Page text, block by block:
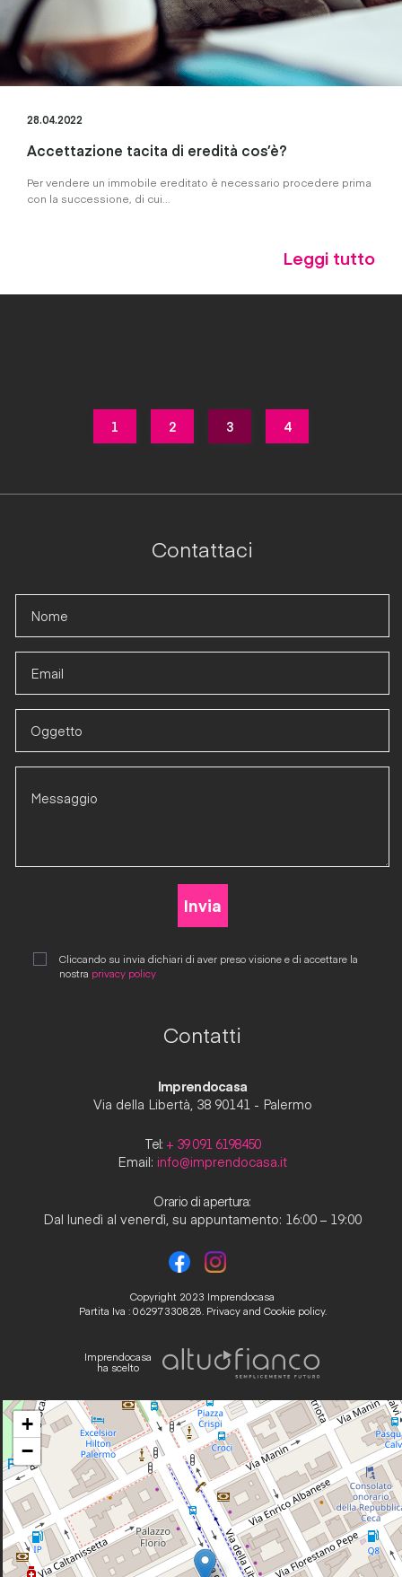
28.04.2022
Accettazione tacita di eredità cos’è?
Per vendere un immobile ereditato è necessario procedere prima
con la successione, di cui...
Leggi tutto
1 2 3 4
Contattaci
Cliccando su invia dichiari di aver preso visione e di accettare la
nostra privacy policy
Contatti
Imprendocasa
Via della Libertà, 38 90141 - Palermo
Tel: + 39 091 6198450
Email: info@imprendocasa.it
Orario di apertura:
Dal lunedì al venerdì, su appuntamento: 16:00 – 19:00
Copyright 2023 Imprendocasa
Partita Iva : 06297330828. Privacy and Cookie policy.
Imprendocasa
ha scelto
+
−